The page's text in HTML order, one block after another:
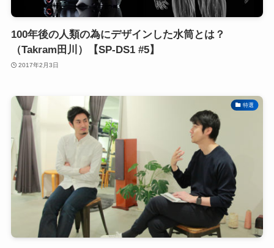
100年後の人類の為にデザインした水筒とは？
（Takram田川）【SP-DS1 #5】
2017年2月3日
特選